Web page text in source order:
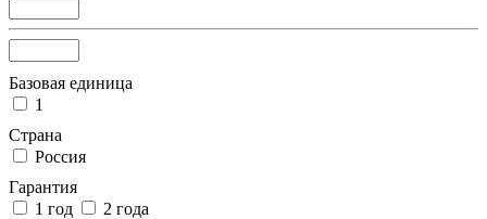
Базовая единица
1
Страна
Россия
Гарантия
1 год
2 года